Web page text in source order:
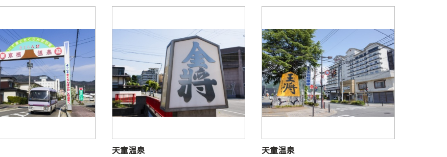
天童温泉 天童温泉